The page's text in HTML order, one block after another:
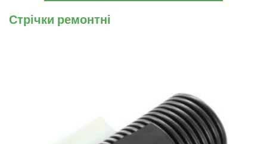
Стрічки ремонтні